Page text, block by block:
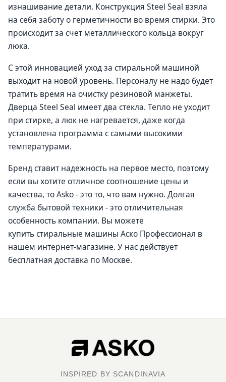
изнашивание детали. Конструкция Steel Seal взяла
на себя заботу о герметичности во время стирки. Это
происходит за счет металлического кольца вокруг
люка.
С этой инновацией уход за стиральной машиной
выходит на новой уровень. Персоналу не надо будет
тратить время на очистку резиновой манжеты.
Дверца Steel Seal имеет два стекла. Тепло не уходит
при стирке, а люк не нагревается, даже когда
установлена программа с самыми высокими
температурами.
Бренд ставит надежность на первое место, поэтому
если вы хотите отличное соотношение цены и
качества, то Asko - это то, что вам нужно. Долгая
служба бытовой техники - это отличительная
особенность компании. Вы можете
купить стиральные машины Аско Профессионал в
нашем интернет-магазине. У нас действует
бесплатная доставка по Москве.
INSPIRED BY SCANDINAVIA